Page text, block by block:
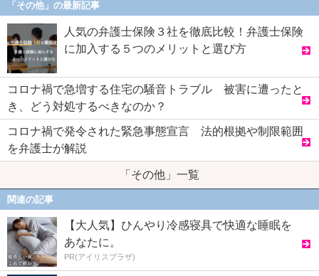
「その他」の最新記事
人気の弁護士保険３社を徹底比較！弁護士保険
に加入する５つのメリットと選び方
コロナ禍で急増する住宅の騒音トラブル 被害に遭ったと
き、どう対処するべきなのか？
コロナ禍で発令された緊急事態宣言 法的根拠や制限範囲
を弁護士が解説
「その他」一覧
関連の記事
【大人気】ひんやり冷感寝具で快適な睡眠を
あなたに。
PR(アイリスプラザ)